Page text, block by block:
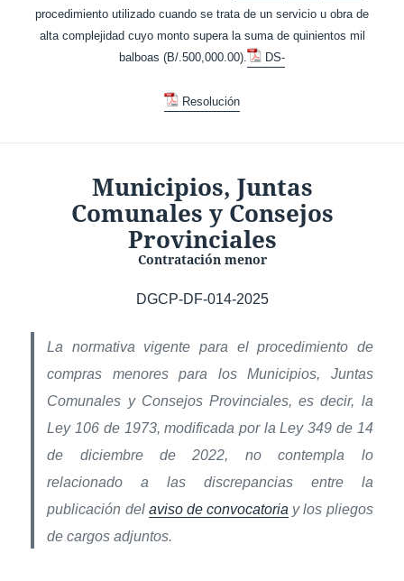
procedimiento utilizado cuando se trata de un servicio u obra de
alta complejidad cuyo monto supera la suma de quinientos mil
balboas (B/.500,000.00).
DS-
Resolución
Municipios, Juntas
Comunales y Consejos
Provinciales
Contratación menor
DGCP-DF-014-2025
La normativa vigente para el procedimiento de
compras menores para los Municipios, Juntas
Comunales y Consejos Provinciales, es decir, la
Ley 106 de 1973, modificada por la Ley 349 de 14
de diciembre de 2022, no contempla lo
relacionado a las discrepancias entre la
publicación del aviso de convocatoria y los pliegos
de cargos adjuntos.